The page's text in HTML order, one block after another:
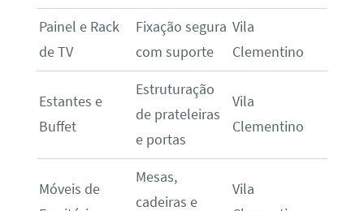
Painel e Rack
de TV
Fixação segura
com suporte
Vila
Clementino
Estantes e
Buffet
Estruturação
de prateleiras
e portas
Vila
Clementino
Móveis de
Mesas,
cadeiras e
Vila